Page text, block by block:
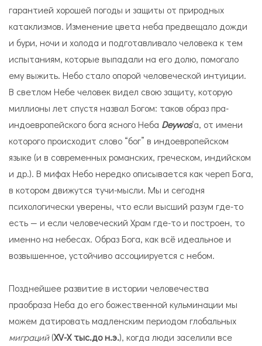
гарантией хорошей погоды и защиты от природных
катаклизмов. Изменение цвета неба предвещало дожди
и бури, ночи и холода и подготавливало человека к тем
испытаниям, которые выпадали на его долю, помогало
ему выжить. Небо стало опорой человеческой интуиции.
В светлом Небе человек видел свою защиту, которую
миллионы лет спустя назвал Богом: таков образ пра-
индоевропейского бога ясного Неба Deywos‘а, от имени
которого происходит слово “бог” в индоевропейском
языке (и в современных романских, греческом, индийском
и др.). В мифах Небо нередко описывается как череп Бога,
в котором движутся тучи-мысли. Мы и сегодня
психологически уверены, что если высший разум где-то
есть — и если человеческий Храм где-то и построен, то
именно на небесах. Образ Бога, как всё идеальное и
возвышенное, устойчиво ассоциируется с небом.
Позднейшее развитие в истории человечества
праобраза Неба до его божественной кульминации мы
можем датировать мадленским периодом глобальных
миграций(XV-X тыс.до н.э.), когда люди заселили все